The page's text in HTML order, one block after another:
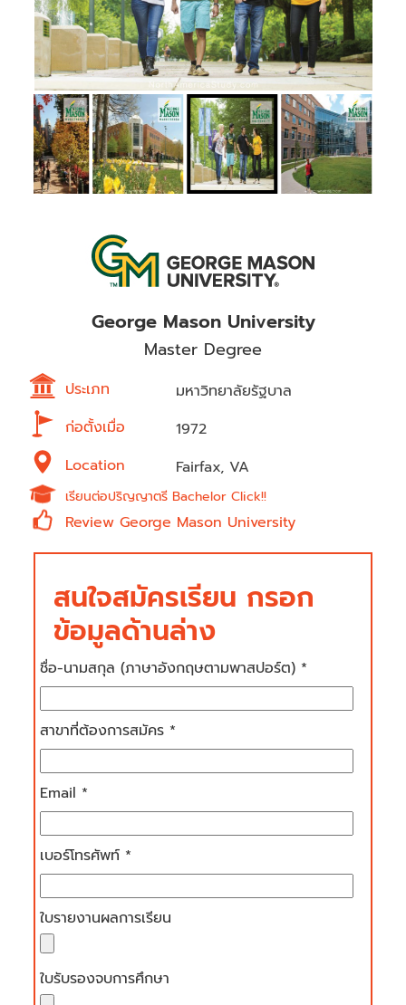
George Mason University
Master Degree
ประเภท
มหาวิทยาลัยรัฐบาล
ก่อตั้งเมื่อ
1972
Location
Fairfax, VA
เรียนต่อปริญญาตรี Bachelor Click!!
Review George Mason University
สนใจสมัครเรียน กรอก
ข้อมูลด้านล่าง
ชื่อ-นามสกุล (ภาษาอังกฤษตามพาสปอร์ต) *
สาขาที่ต้องการสมัคร *
Email *
เบอร์โทรศัพท์ *
ใบรายงานผลการเรียน
ใบรับรองจบการศึกษา